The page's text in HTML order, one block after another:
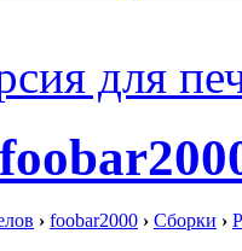
для
› foobar2000 › Сборки ›